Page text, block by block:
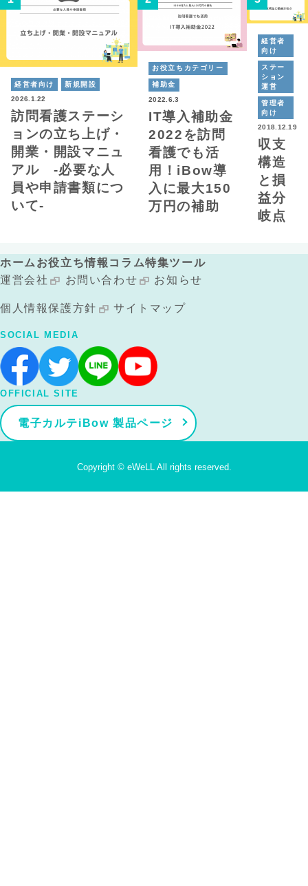
経営者向け
新規開設
2026.1.22
訪問看護ステーシ
ョンの立ち上げ・
開業・開設マニュ
アル -必要な人
員や申請書類につ
いて-
お役立ちカテゴリー
補助金
2022.6.3
IT導入補助金
2022を訪問
看護でも活
用！iBow導
入に最大150
万円の補助
経営者
向け
ステー
ション
運営
管理者
向け
2018.12.19
収支
構造
と損
益分
岐点
ホーム お役立ち情報 コラム特集ツール
運営会社
お問い合わせ お知らせ
個人情報保護方針 サイトマップ
SOCIAL MEDIA
OFFICIAL SITE
電子カルテiBow 製品ページ
Copyright © eWeLL All rights reserved.